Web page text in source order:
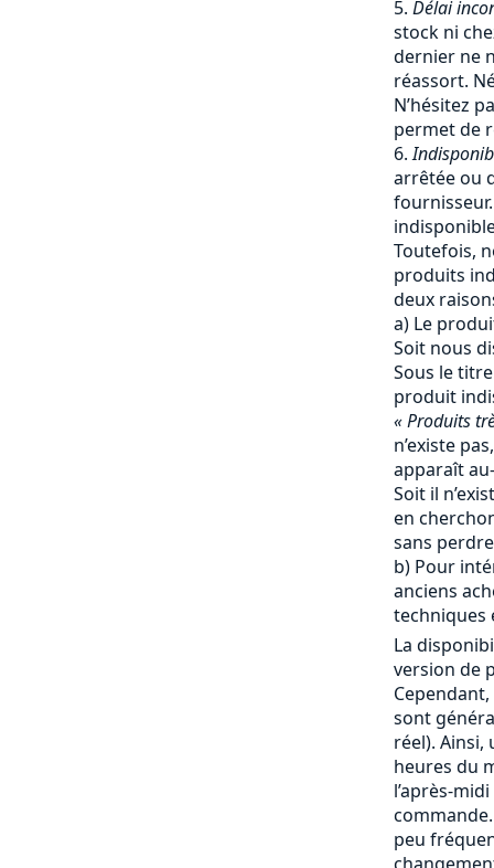
Délai
stock ni
dernier ne
réassort.
N’hésitez
permet de
arrêtée ou
Toutefois,
produits
deux
a) Le
Soit nous
Sous le
produit
« Produits
n’existe
apparaît
Soit il
en
sans
b) Pour
anciens
techniques
La
version de
sont
réel).
heures du
l’après-
peu